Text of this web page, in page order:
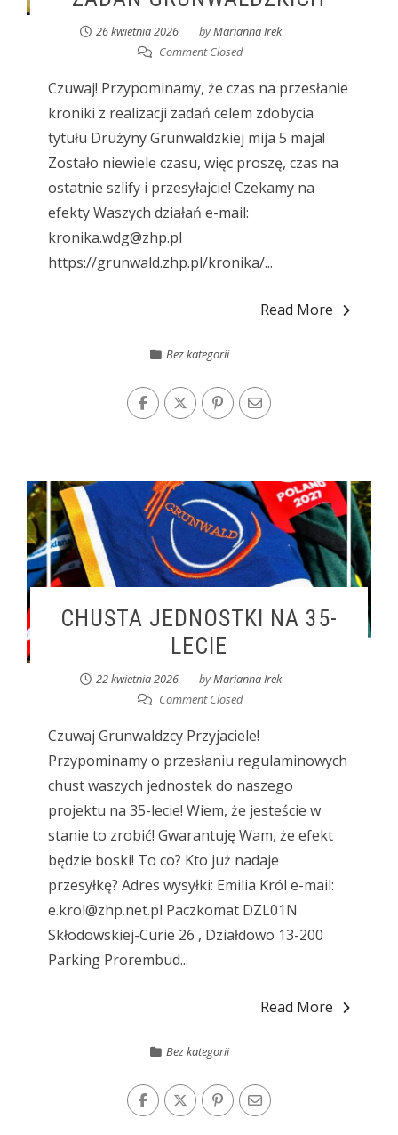
26 kwietnia 2026 byMarianna Irek
Comment Closed
Czuwaj! Przypominamy, że czas na przesłanie
kroniki z realizacji zadań celem zdobycia
tytułu Drużyny Grunwaldzkiej mija 5 maja!
Zostało niewiele czasu, więc proszę, czas na
ostatnie szlify i przesyłajcie! Czekamy na
efekty Waszych działań e-mail:
kronika.wdg@zhp.pl
https://grunwald.zhp.pl/kronika/...
Read More
Bez kategorii
CHUSTA JEDNOSTKI NA 35-
LECIE
22 kwietnia 2026 byMarianna Irek
Comment Closed
Czuwaj Grunwaldzcy Przyjaciele!
Przypominamy o przesłaniu regulaminowych
chust waszych jednostek do naszego
projektu na 35-lecie! Wiem, że jesteście w
stanie to zrobić! Gwarantuję Wam, że efekt
będzie boski! To co? Kto już nadaje
przesyłkę? Adres wysyłki: Emilia Król e-mail:
e.krol@zhp.net.pl Paczkomat DZL01N
Skłodowskiej-Curie 26 , Działdowo 13-200
Parking Prorembud...
Read More
Bez kategorii